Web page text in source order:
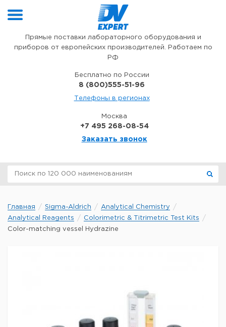
Прямые поставки лабораторного оборудования и
приборов от европейских производителей. Работаем по
РФ
Бесплатно по России
8 (800)555-51-96
Телефоны в регионах
Москва
+7 495 268-08-54
Заказать звонок
Главная Sigma-Aldrich
Analytical Chemistry
Analytical Reagents
Colorimetric & Titrimetric Test Kits
Color-matching vessel Hydrazine